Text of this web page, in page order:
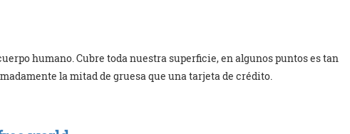
humano. Cubre toda nuestra superficie, en algunos puntos es tan
la mitad de gruesa que una tarjeta de crédito.